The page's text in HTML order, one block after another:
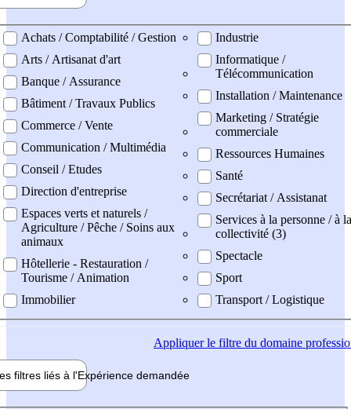
professionel
Achats / Comptabilité / Gestion
Arts / Artisanat d'art
Banque / Assurance
Bâtiment / Travaux Publics
Commerce / Vente
Communication / Multimédia
Conseil / Etudes
Direction d'entreprise
Espaces verts et naturels /
Agriculture / Pêche / Soins aux
animaux
Hôtellerie - Restauration /
Tourisme / Animation
Immobilier
Industrie
Informatique /
Télécommunication
Installation / Maintenance
Marketing / Stratégie
commerciale
Ressources Humaines
Santé
Secrétariat / Assistanat
Services à la personne / à la
collectivité (3)
Spectacle
Sport
Transport / Logistique
Appliquerle filtre du domaine
filtres liés à l'Expérience demandée